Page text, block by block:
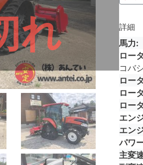
れ 詳細
馬力
ロー
コバ
ロー
ロー
ロー
エン
エン
パワ
主変